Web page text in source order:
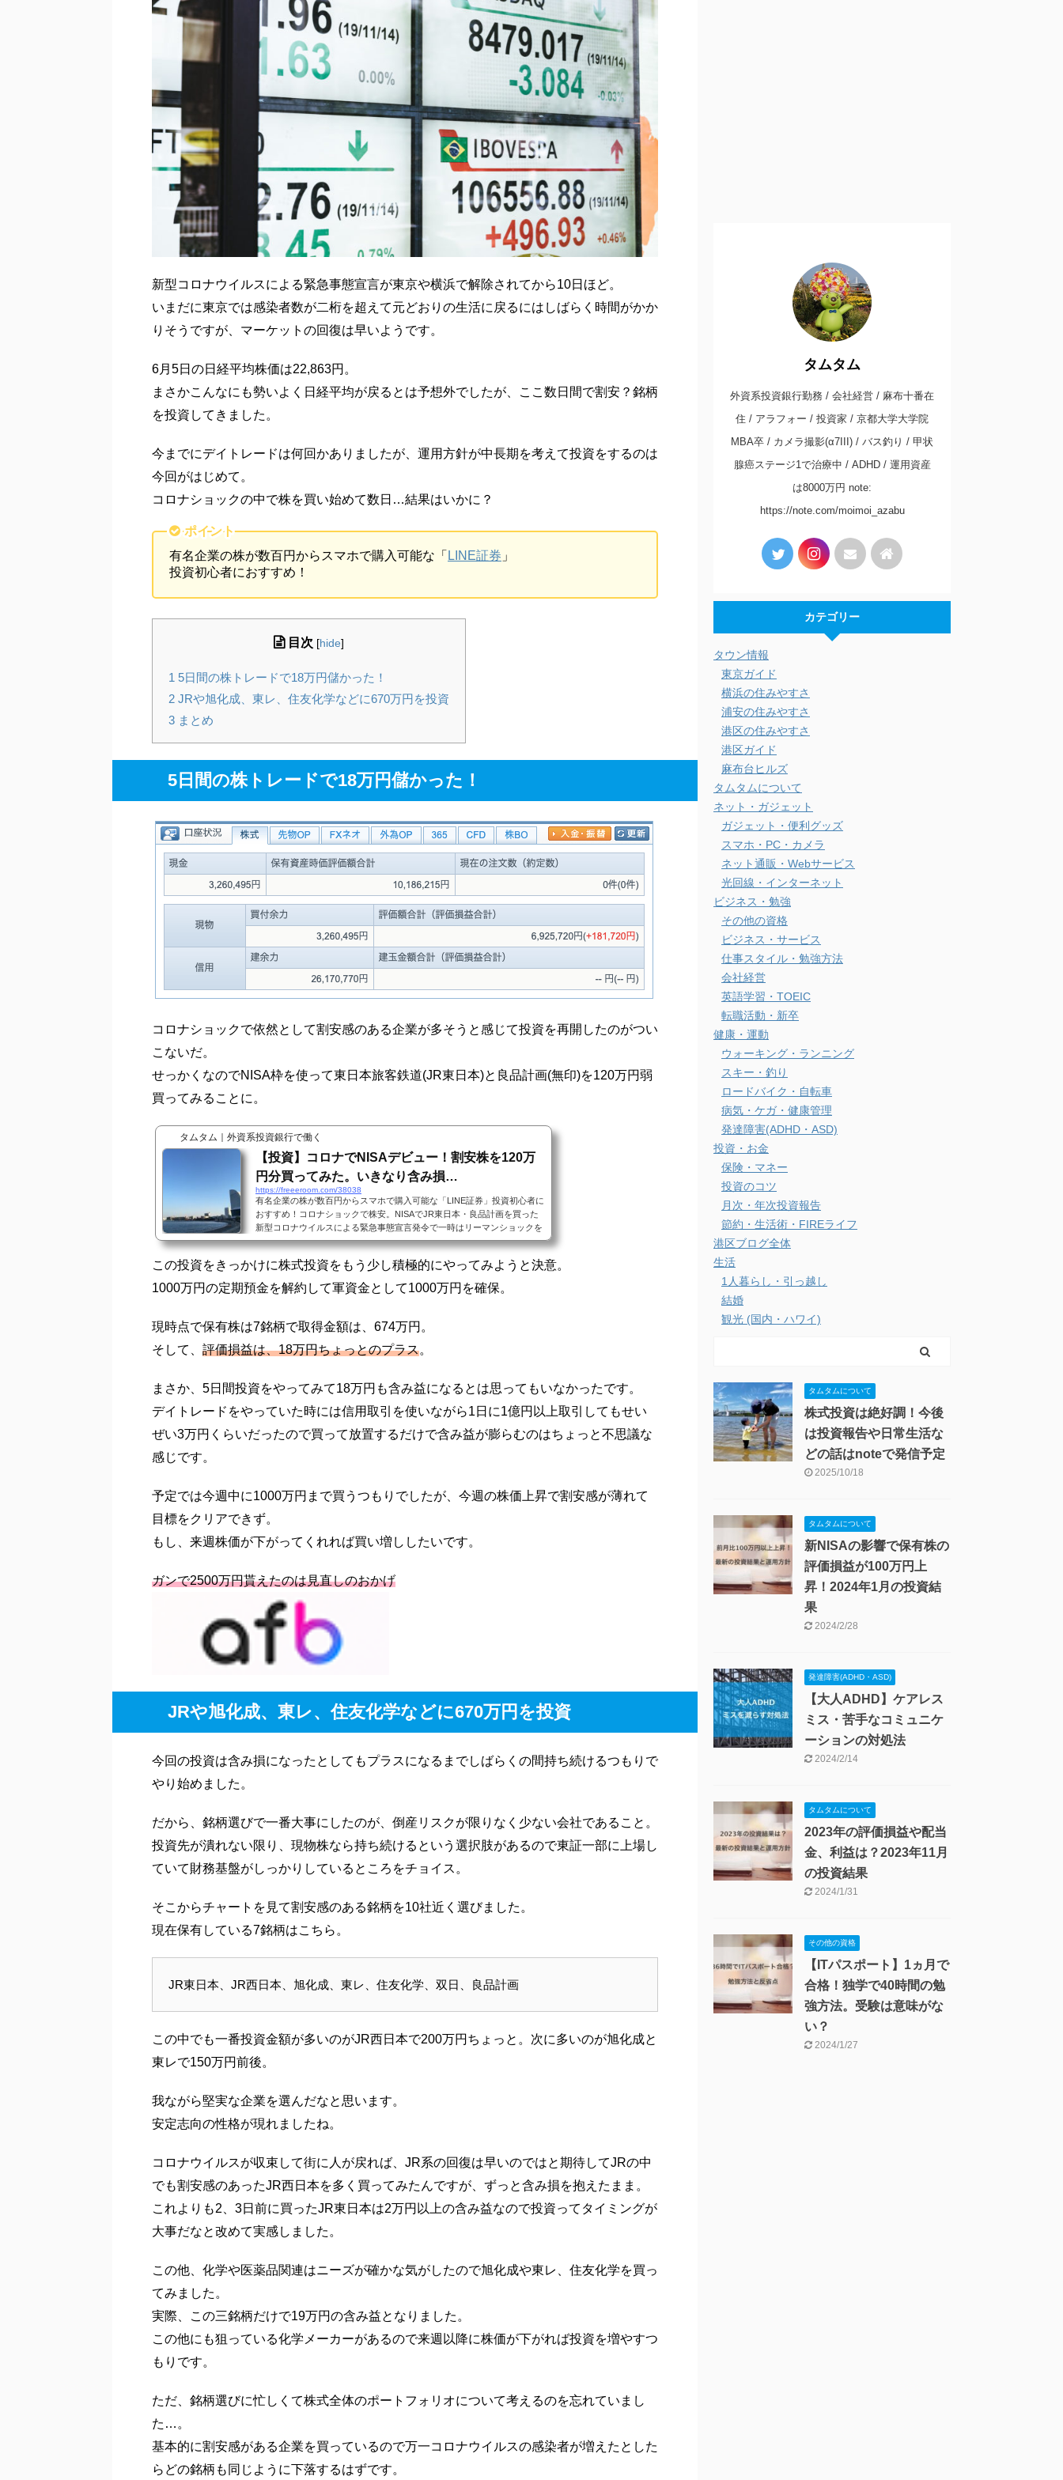
新型コロナウイルスによる緊急事態宣言が東京や横浜で解除されてから10日ほど。
いまだに東京では感染者数が二桁を超えて元どおりの生活に戻るにはしばらく時間がかか
りそうですが、マーケットの回復は早いようです。
6月5日の日経平均株価は22,863円。
まさかこんなにも勢いよく日経平均が戻るとは予想外でしたが、ここ数日間で割安？銘柄
を投資してきました。
今までにデイトレードは何回かありましたが、運用方針が中長期を考えて投資をするのは
今回がはじめて。
コロナショックの中で株を買い始めて数日…結果はいかに？
ポイント
有名企業の株が数百円からスマホで購入可能な「 LINE証券 」
投資初心者におすすめ！
目次 [hide]
1 5日間の株トレードで18万円儲かった！
2 JRや旭化成、東レ、住友化学などに670万円を投資
3 まとめ
5日間の株トレードで18万円儲かった！
コロナショックで依然として割安感のある企業が多そうと感じて投資を再開したのがつい
こないだ。
せっかくなのでNISA枠を使って東日本旅客鉄道(JR東日本)と良品計画(無印)を120万円弱
買ってみることに。
タムタム｜外資系投資銀行で働く
【投資】コロナでNISAデビュー！割安株を120万
円分買ってみた。いきなり含み損…
https://freeeroom.com/38038
有名企業の株が数百円からスマホで購入可能な「LINE証券」投資初心者に
おすすめ！コロナショックで株安。NISAでJR東日本・良品計画を買った
新型コロナウイルスによる緊急事態宣言発令で一時はリーマンショックを
上回ると言われていたコロナショック。実需ではコロナショックの方が影
す。今なら割安で株を買うことができ、小さいリスクでリターンが得られ
そうと思ってほぼ3ヶ月ぶりに株式投資をやってみました。ちなみに前回
やったのが3月初旬。10日間くらいリクルー...
この投資をきっかけに株式投資をもう少し積極的にやってみようと決意。
1000万円の定期預金を解約して軍資金として1000万円を確保。
現時点で保有株は7銘柄で取得金額は、674万円。
そして、 評価損益は、18万円ちょっとのプラス。
まさか、5日間投資をやってみて18万円も含み益になるとは思ってもいなかったです。
デイトレードをやっていた時には信用取引を使いながら1日に1億円以上取引してもせい
ぜい3万円くらいだったので買って放置するだけで含み益が膨らむのはちょっと不思議な
感じです。
予定では今週中に1000万円まで買うつもりでしたが、今週の株価上昇で割安感が薄れて
目標をクリアできず。
もし、来週株価が下がってくれれば買い増ししたいです。
ガンで2500万円貰えたのは見直しのおかげ
JRや旭化成、東レ、住友化学などに670万円を投資
今回の投資は含み損になったとしてもプラスになるまでしばらくの間持ち続けるつもりで
やり始めました。
だから、銘柄選びで一番大事にしたのが、倒産リスクが限りなく少ない会社であること。
投資先が潰れない限り、現物株なら持ち続けるという選択肢があるので東証一部に上場し
ていて財務基盤がしっかりしているところをチョイス。
そこからチャートを見て割安感のある銘柄を10社近く選びました。
現在保有している7銘柄はこちら。
JR東日本、JR西日本、旭化成、東レ、住友化学、双日、良品計画
この中でも一番投資金額が多いのがJR西日本で200万円ちょっと。次に多いのが旭化成と
東レで150万円前後。
我ながら堅実な企業を選んだなと思います。
安定志向の性格が現れましたね。
コロナウイルスが収束して街に人が戻れば、JR系の回復は早いのではと期待してJRの中
でも割安感のあったJR西日本を多く買ってみたんですが、ずっと含み損を抱えたまま。
これよりも2、3日前に買ったJR東日本は2万円以上の含み益なので投資ってタイミングが
大事だなと改めて実感しました。
この他、化学や医薬品関連はニーズが確かな気がしたので旭化成や東レ、住友化学を買っ
てみました。
実際、この三銘柄だけで19万円の含み益となりました。
この他にも狙っている化学メーカーがあるので来週以降に株価が下がれば投資を増やすつ
もりです。
ただ、銘柄選びに忙しくて株式全体のポートフォリオについて考えるのを忘れていまし
た…。
基本的に割安感がある企業を買っているので万一コロナウイルスの感染者が増えたとした
らどの銘柄も同じように下落するはずです。
タムタム
外資系投資銀行勤務 / 会社経営 / 麻布十番在
住 / アラフォー / 投資家 / 京都大学大学院
MBA卒 / カメラ撮影(α7III) / バス釣り / 甲状
腺癌ステージ1で治療中 / ADHD / 運用資産
は8000万円 note:
https://note.com/moimoi_azabu
カテゴリー
タウン情報
東京ガイド
横浜の住みやすさ
浦安の住みやすさ
港区の住みやすさ
港区ガイド
麻布台ヒルズ
タムタムについて
ネット・ガジェット
ガジェット・便利グッズ
スマホ・PC・カメラ
ネット通販・Webサービス
光回線・インターネット
ビジネス・勉強
その他の資格
ビジネス・サービス
仕事スタイル・勉強方法
会社経営
英語学習・TOEIC
転職活動・新卒
健康・運動
ウォーキング・ランニング
スキー・釣り
ロードバイク・自転車
病気・ケガ・健康管理
発達障害(ADHD・ASD)
投資・お金
保険・マネー
投資のコツ
月次・年次投資報告
節約・生活術・FIREライフ
港区ブログ全体
生活
1人暮らし・引っ越し
結婚
観光 (国内・ハワイ)
タムタムについて
株式投資は絶好調！今後
は投資報告や日常生活な
どの話はnoteで発信予定
2025/10/18
タムタムについて
新NISAの影響で保有株の
評価損益が100万円上
昇！2024年1月の投資結
果
2024/2/28
発達障害(ADHD・ASD)
【大人ADHD】ケアレス
ミス・苦手なコミュニケ
ーションの対処法
2024/2/14
タムタムについて
2023年の評価損益や配当
金、利益は？2023年11月
の投資結果
2024/1/31
その他の資格
【ITパスポート】1ヵ月で
合格！独学で40時間の勉
強方法。受験は意味がな
い？
2024/1/27